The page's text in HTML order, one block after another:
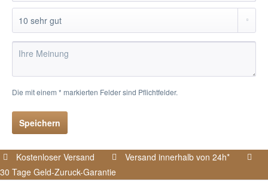
Die mit einem * markierten Felder sind Pflichtfelder.
Speichern
Kostenloser Versand
Versand innerhalb von 24h*
30 Tage Geld-Zuruck-Garantie